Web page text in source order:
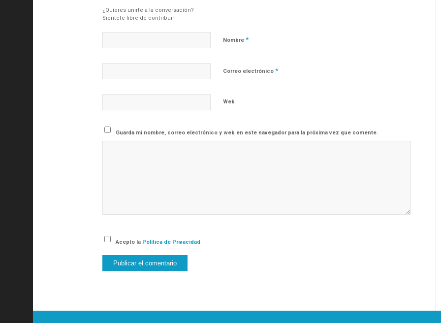
¿Quieres unirte a la conversación?
Siéntete libre de contribuir!
Nombre *
Correo electrónico *
Web
Guarda mi nombre, correo electrónico y web en este navegador para la próxima vez que comente.
Acepto la Política de Privacidad